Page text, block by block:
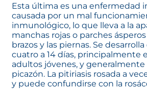
Esta última es una enfermedad
causada por un mal
inmunológico, lo que lleva a la
manchas rojas o parches
brazos y las piernas. Se
cuatro a 14 días, principalmente
adultos jóvenes, y generalmente
picazón. La pitiriasis rosada a
y puede confundirse con la